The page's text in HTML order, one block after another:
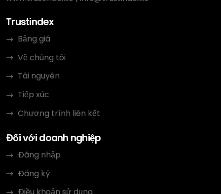
Trustindex
Bảng giá
Về chúng tôi
Tài nguyên
Tiếp xúc
Chương trình liên kết
Đối với doanh nghiệp
Đăng nhập
Đăng ký